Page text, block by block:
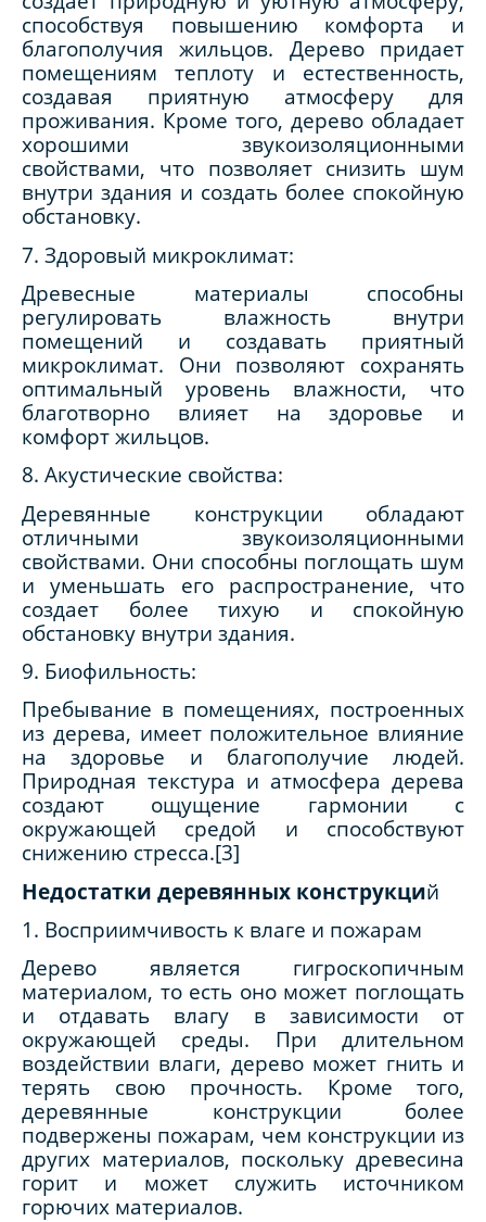
способствуя повышению комфорта и
благополучия жильцов. Дерево придает
помещениям теплоту и естественность,
создавая приятную атмосферу для
проживания. Кроме того, дерево обладает
хорошими звукоизоляционными
свойствами, что позволяет снизить шум
внутри здания и создать более спокойную
обстановку.
7. Здоровый микроклимат:
Древесные материалы способны
регулировать влажность внутри
помещений и создавать приятный
микроклимат. Они позволяют сохранять
оптимальный уровень влажности, что
благотворно влияет на здоровье и
комфорт жильцов.
8. Акустические свойства:
Деревянные конструкции обладают
отличными звукоизоляционными
свойствами. Они способны поглощать шум
и уменьшать его распространение, что
создает более тихую и спокойную
обстановку внутри здания.
9. Биофильность:
Пребывание в помещениях, построенных
из дерева, имеет положительное влияние
на здоровье и благополучие людей.
Природная текстура и атмосфера дерева
создают ощущение гармонии с
окружающей средой и способствуют
снижению стресса.[3]
Недостатки деревянных конструкций
1. Восприимчивость к влаге и пожарам
Дерево является гигроскопичным
материалом, то есть оно может поглощать
и отдавать влагу в зависимости от
окружающей среды. При длительном
воздействии влаги, дерево может гнить и
терять свою прочность. Кроме того,
деревянные конструкции более
подвержены пожарам, чем конструкции из
других материалов, поскольку древесина
горит и может служить источником
горючих материалов.